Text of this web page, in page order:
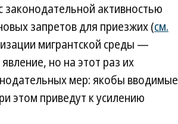
законодательной активностью
запретов для приезжих (см.
мигрантской среды —
но на этот раз их
мер: якобы вводимые
этом приведут к усилению